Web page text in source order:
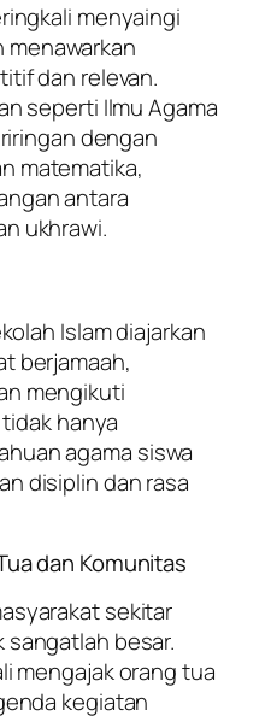
menyaingi
menawarkan
dan relevan.
seperti Ilmu Agama
dengan
matematika,
antara
ukhrawi.
Islam diajarkan
berjamaah,
mengikuti
hanya
agama siswa
disiplin dan rasa
dan Komunitas
sekitar
sangatlah besar.
mengajak orang tua
kegiatan